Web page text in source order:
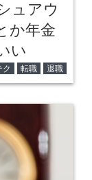
ュアウ
か年金
い
ク 転職 退職